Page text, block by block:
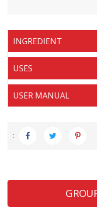
INGREDIENT
USES
USER MANUAL
: